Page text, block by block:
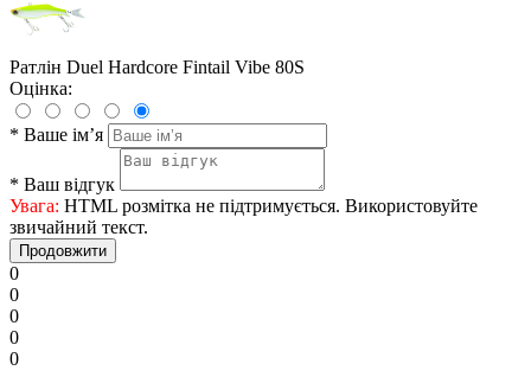
Ратлін Duel Hardcore Fintail Vibe 80S
Оцінка:
* Ваше ім’я
* Ваш відгук
Увага: HTML розмітка не підтримується. Використовуйте
звичайний текст.
Продовжити
0
0
0
0
0